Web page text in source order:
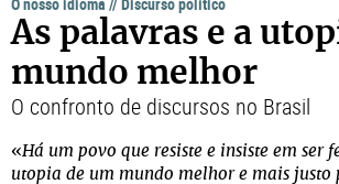
As palavras e a
mundo melhor
O confronto de discursos no Brasil
«Há um povo que resiste e insiste em ser
utopia de um mundo melhor e mais justo